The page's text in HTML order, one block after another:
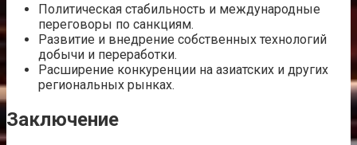
Политическая стабильность и международные
переговоры по санкциям.
Развитие и внедрение собственных технологий
добычи и переработки.
Расширение конкуренции на азиатских и других
региональных рынках.
Заключение